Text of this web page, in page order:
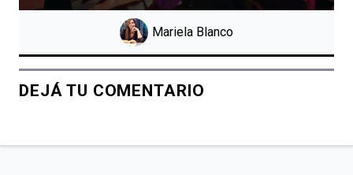
Mariela Blanco
DEJÁ TU COMENTARIO